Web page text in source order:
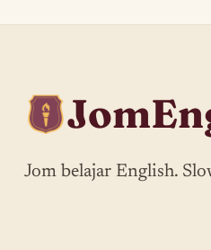
Jom belajar English.